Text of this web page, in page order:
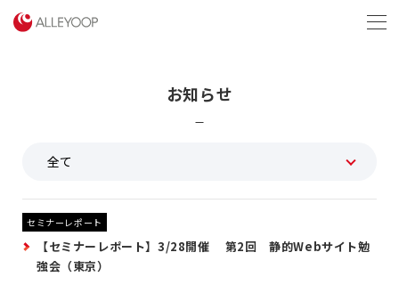
お知らせ
セミナーレポート
【セミナーレポート】3/28開催 第2回 静的Webサイト勉
強会（東京）